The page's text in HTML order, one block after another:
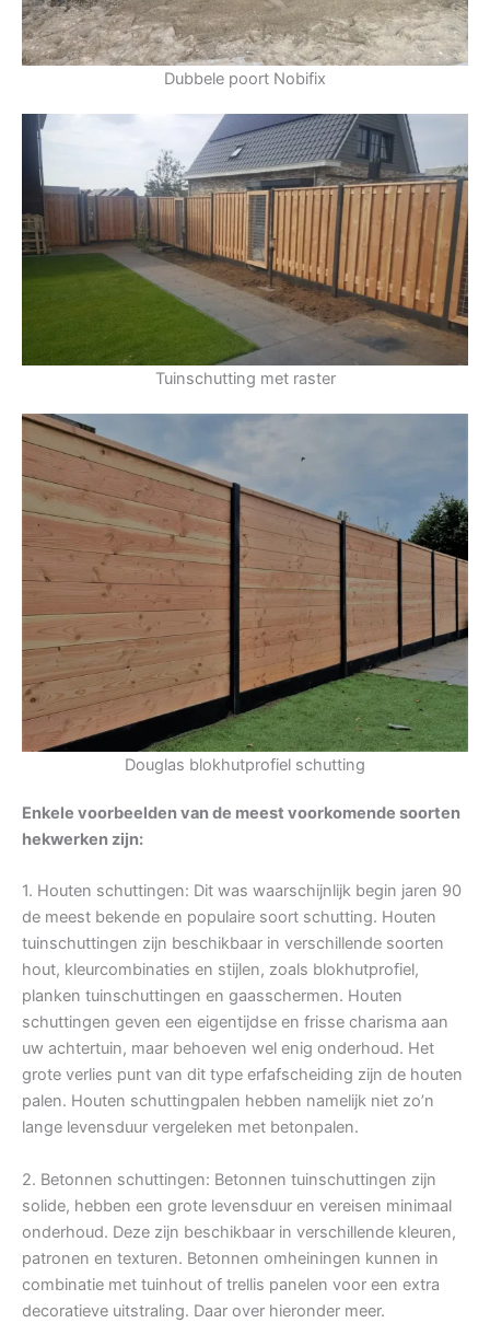
Dubbele poort Nobifix
Tuinschutting met raster
Douglas blokhutprofiel schutting
Enkele voorbeelden van de meest voorkomende soorten
hekwerken zijn:
1. Houten schuttingen: Dit was waarschijnlijk begin jaren 90
de meest bekende en populaire soort schutting. Houten
tuinschuttingen zijn beschikbaar in verschillende soorten
hout, kleurcombinaties en stijlen, zoals blokhutprofiel,
planken tuinschuttingen en gaasschermen. Houten
schuttingen geven een eigentijdse en frisse charisma aan
uw achtertuin, maar behoeven wel enig onderhoud. Het
grote verlies punt van dit type erfafscheiding zijn de houten
palen. Houten schuttingpalen hebben namelijk niet zo’n
lange levensduur vergeleken met betonpalen.
2. Betonnen schuttingen: Betonnen tuinschuttingen zijn
solide, hebben een grote levensduur en vereisen minimaal
onderhoud. Deze zijn beschikbaar in verschillende kleuren,
patronen en texturen. Betonnen omheiningen kunnen in
combinatie met tuinhout of trellis panelen voor een extra
decoratieve uitstraling. Daar over hieronder meer.